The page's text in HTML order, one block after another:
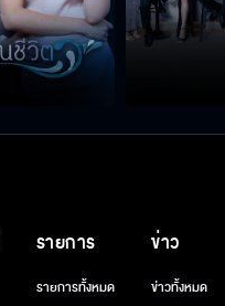
รายการ
รายการทั้งหมด
ข่าว
ข่าวทั้งหมด